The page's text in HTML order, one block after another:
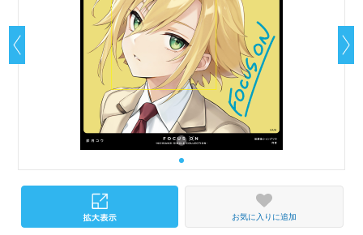
お気に入りに追加